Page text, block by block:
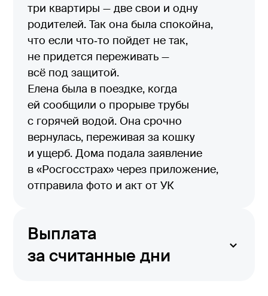
три квартиры — две свои и одну
родителей. Так она была спокойна,
что если что‑то пойдет не так,
не придется переживать —
всё под защитой.
Елена была в поездке, когда
ей сообщили о прорыве трубы
с горячей водой. Она срочно
вернулась, переживая за кошку
и ущерб. Дома подала заявление
в «Росгосстрах» через приложение,
отправила фото и акт от УК
Выплата
за считанные дни